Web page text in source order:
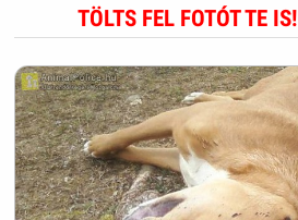
TÖLTS FEL FOTÓT TE IS!